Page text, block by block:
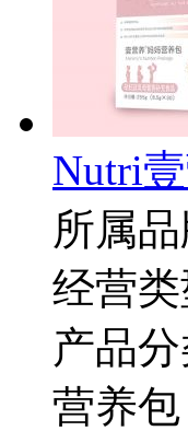
Nutri
所属品
经营
产品
营养包